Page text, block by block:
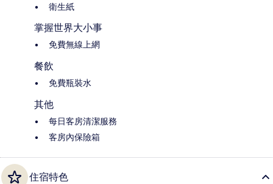
衛生紙
掌握世界大小事
免費無線上網
餐飲
免費瓶裝水
其他
每日客房清潔服務
客房內保險箱
住宿特色